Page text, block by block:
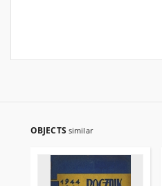
OBJECTS similar